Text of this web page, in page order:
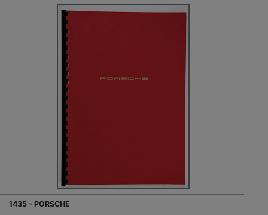
1435 - PORSCHE